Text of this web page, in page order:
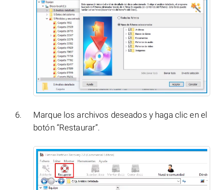
Marque los archivos deseados y haga clic en el
botón “Restaurar”.